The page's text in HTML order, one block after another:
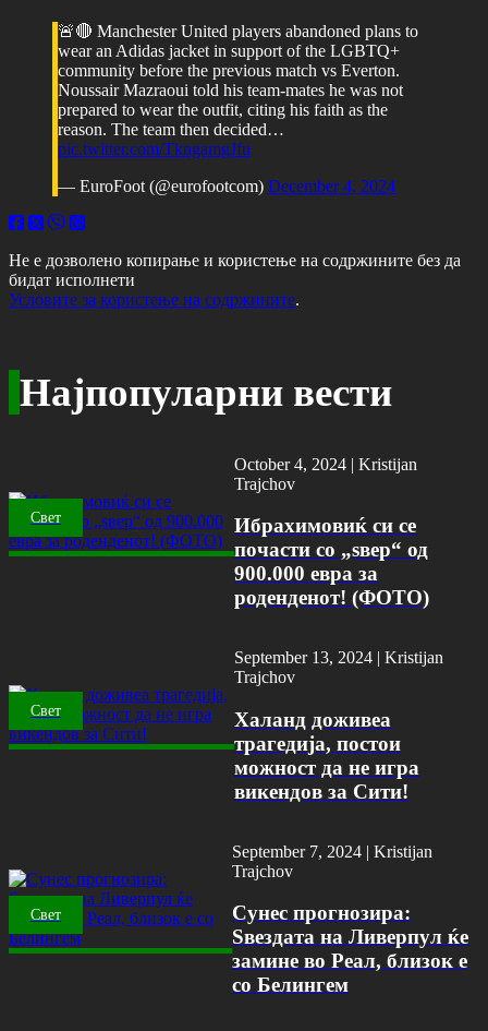
🚨🔴 Manchester United players abandoned plans to
wear an Adidas jacket in support of the LGBTQ+
community before the previous match vs Everton.
Noussair Mazraoui told his team-mates he was not
prepared to wear the outfit, citing his faith as the
reason. The team then decided…
pic.twitter.com/TkngamgJfu
— EuroFoot (@eurofootcom) December 4, 2024
Не е дозволено копирање и користење на содржините без да
бидат исполнети
Условите за користење на содржините.
Најпопуларни вести
Свет
October 4, 2024 |Kristijan
Trajchov
Ибрахимовиќ си се
почасти со „ѕвер“ од
900.000 евра за
роденденот! (ФОТО)
Свет
September 13, 2024 | Kristijan
Trajchov
Халанд доживеа
трагедија, постои
можност да не игра
викендов за Сити!
Свет
September 7, 2024 | Kristijan
Trajchov
Сунес прогнозира:
Ѕвездата на Ливерпул ќе
замине во Реал, близок е
со Белингем